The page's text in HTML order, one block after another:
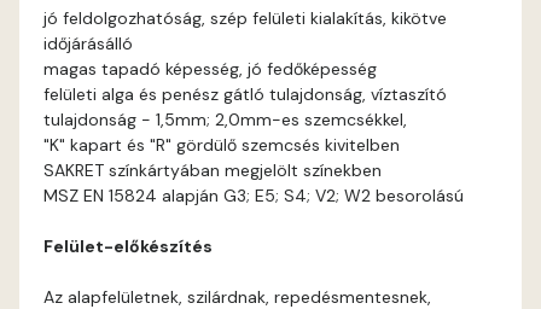
Brick B
Caramel A
jó feldolgozhatóság, szép felületi kialakítás, kikötve
időjárásálló
magas tapadó képesség, jó fedőképesség
felületi alga és penész gátló tulajdonság, víztaszító
tulajdonság - 1,5mm; 2,0mm-es szemcsékkel,
"K" kapart és "R" gördülő szemcsés kivitelben
SAKRET színkártyában megjelölt színekben
MSZ EN 15824 alapján G3; E5; S4; V2; W2 besorolású
Felület-előkészítés
Az alapfelületnek, szilárdnak, repedésmentesnek,